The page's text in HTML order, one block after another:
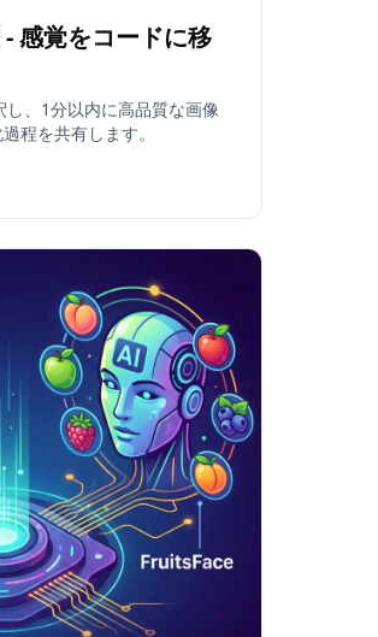
感覚をコードに移
、1分以内に高品質な画像
程を共有します。